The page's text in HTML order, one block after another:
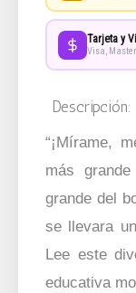
Tarjeta y
Visa,
Descripción:
“¡Mírame,
más
grande del
se llevara
Lee este
educativa